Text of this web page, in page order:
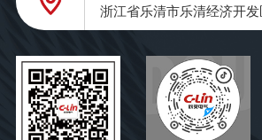
浙江省乐清市乐清经济开